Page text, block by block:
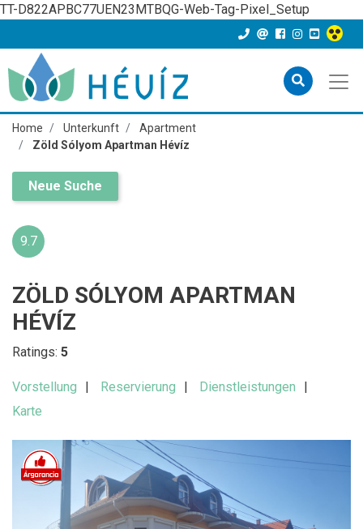
TT-D822APBC77UEN23MTBQG-Web-Tag-Pixel_Setup
Home Unterkunft
Apartment
Zöld Sólyom Apartman Hévíz
Neue Suche
9.7
ZÖLD SÓLYOM APARTMAN
HÉVÍZ
Ratings: 5
Vorstellung Reservierung
Dienstleistungen
Karte